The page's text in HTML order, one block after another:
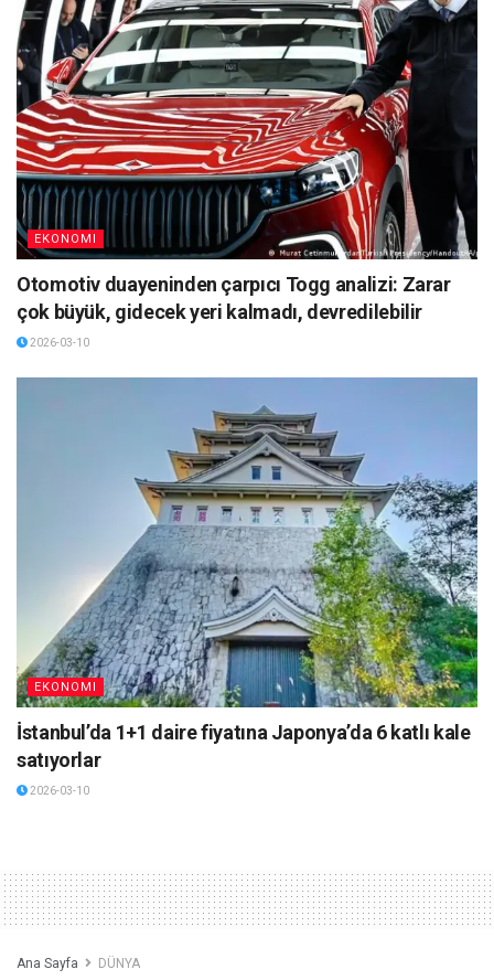
EKONOMI
Otomotiv duayeninden çarpıcı Togg analizi: Zarar
çok büyük, gidecek yeri kalmadı, devredilebilir
2026-03-10
EKONOMI
İstanbul’da 1+1 daire fiyatına Japonya’da 6 katlı kale
satıyorlar
2026-03-10
Ana Sayfa DÜNYA